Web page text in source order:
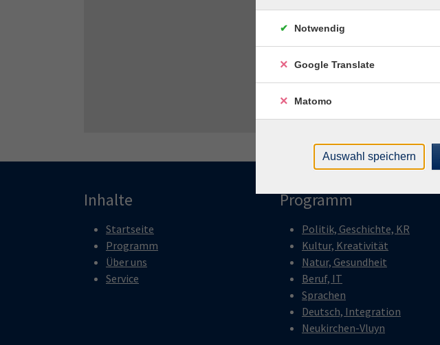
Inhalte
Startseite
Programm
Über uns
Service
Programm
Politik, Geschichte, KR
Kultur, Kreativität
Natur, Gesundheit
Beruf, IT
Sprachen
Deutsch, Integration
Neukirchen-Vluyn
Notwendig
Google Translate
Matomo
Auswahl speichern